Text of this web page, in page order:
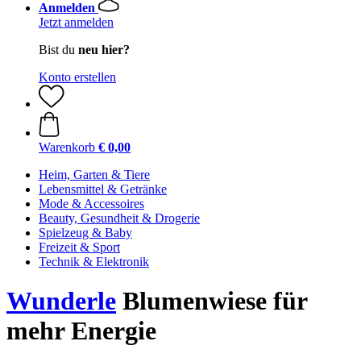
Anmelden
Jetzt anmelden
Bist du neu hier?
Konto erstellen
Warenkorb € 0,00
Heim, Garten & Tiere
Lebensmittel & Getränke
Mode & Accessoires
Beauty, Gesundheit & Drogerie
Spielzeug & Baby
Freizeit & Sport
Technik & Elektronik
Wunderle Blumenwiese für
mehr Energie